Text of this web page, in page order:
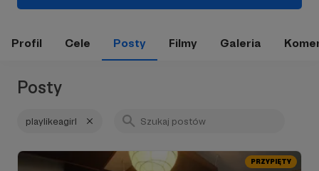
Profil Cele Posty Filmy Galeria
Posty
playlikeagirl
PRZYPIĘTY